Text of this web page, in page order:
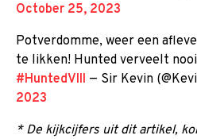
October 25, 2023
Potverdomme, weer een
te likken! Hunted verveelt
#HuntedVIII — Sir Kevin
2023
* De kijkcijfers uit dit artikel,